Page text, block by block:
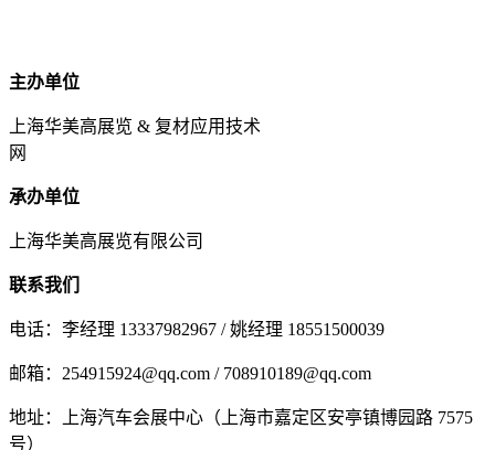
主办单位
上海华美高展览 & 复材应用技术
网
承办单位
上海华美高展览有限公司
联系我们
电话：李经理 13337982967 / 姚经理 18551500039
邮箱：254915924@qq.com / 708910189@qq.com
地址：上海汽车会展中心（上海市嘉定区安亭镇博园路 7575
号）